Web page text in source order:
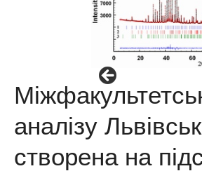
аналізу
створена на